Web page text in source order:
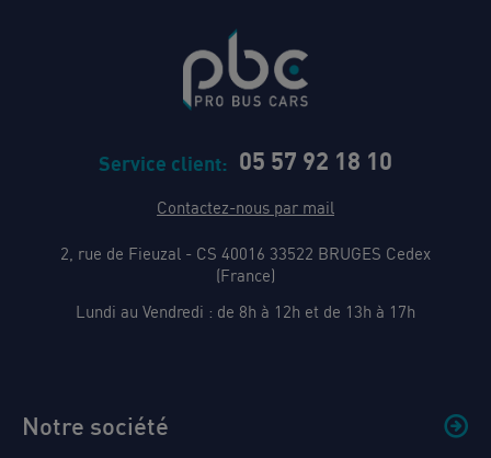
Service client: 05 57 92 18 10
Contactez-nous par mail
2, rue de Fieuzal - CS 40016 33522 BRUGES Cedex
(France)
Lundi au Vendredi : de 8h à 12h et de 13h à 17h
Notre société